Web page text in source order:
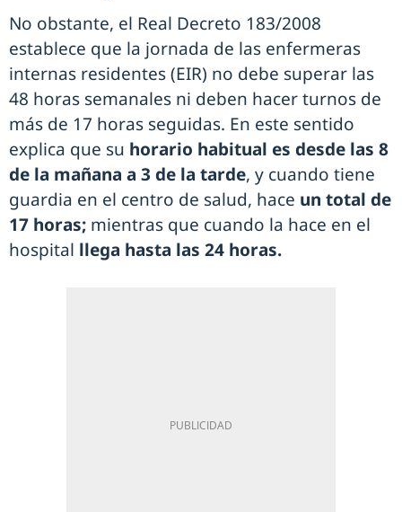
No obstante, el Real Decreto 183/2008
establece que la jornada de las enfermeras
internas residentes (EIR) no debe superar las
48 horas semanales ni deben hacer turnos de
más de 17 horas seguidas. En este sentido
explica que su horario habitual es desde las 8
de la mañana a 3 de la tarde, y cuando tiene
guardia en el centro de salud, hace un total de
17 horas; mientras que cuando la hace en el
hospital llega hasta las 24 horas.